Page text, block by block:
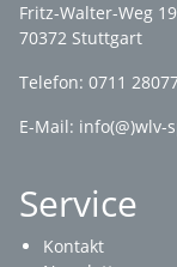
Fritz-Walter-Weg 19
70372 Stuttgart
Telefon: 0711
E-Mail: info(@)wlv-
Service
Kontakt